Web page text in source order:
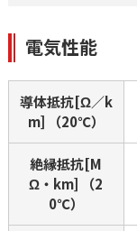
電気性能
導体抵抗[Ω／k
m] （20℃）
絶縁抵抗[M
Ω・km] （2
0℃）